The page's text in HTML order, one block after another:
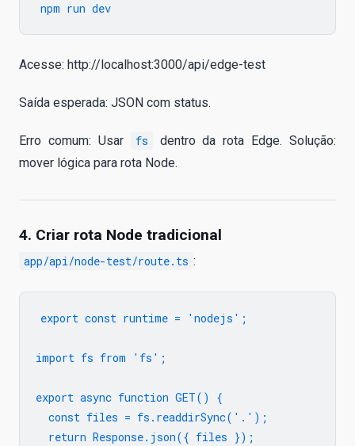
Acesse: http://localhost:3000/api/edge-test
Saída esperada: JSON com status.
Erro comum: Usar fs
dentro da rota Edge. Solução:
mover lógica para rota Node.
4. Criar rota Node tradicional
app/api/node-test/route.ts :
export const runtime = 'nodejs';
import fs from 'fs';
export async function GET() {
  const files = fs.readdirSync('.');
  return Response.json({ files });